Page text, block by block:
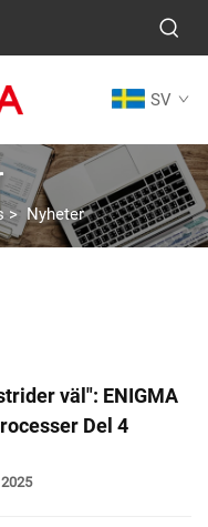
SV
> Nyheter
väl": ENIGMA
Del 4